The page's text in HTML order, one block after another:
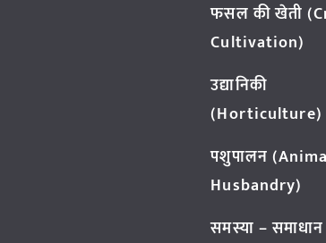
फसल की खेती
Cultivation)
उद्यानिकी
(Horticulture)
पशुपालन
Husbandry)
समस्या – समाधान